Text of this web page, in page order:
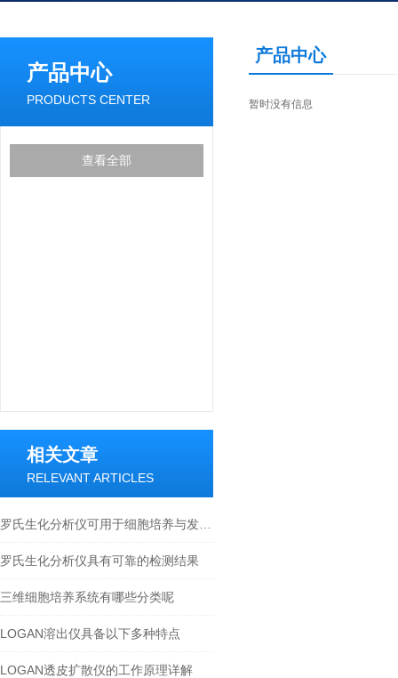
产品中心
PRODUCTS CENTER
查看全部
相关文章
RELEVANT ARTICLES
罗氏生化分析仪具有可靠的检测结果
三维细胞培养系统有哪些分类呢
LOGAN溶出仪具备以下多种特点
LOGAN透皮扩散仪的工作原理详解
产品中心
暂时没有信息